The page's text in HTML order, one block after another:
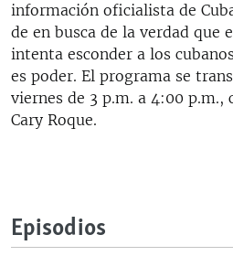
SER VIEJO EN CUBA
KENTU-CUBANO
LOS SANTOS DE HIALEAH
DESINFORMACIÓN RUSA EN
SÍGUENOS
información oficialista de
de en busca de la verdad que
intenta esconder a los
es poder. El programa se
viernes de 3 p.m. a 4:00 p.m.,
Cary Roque.
Episodios